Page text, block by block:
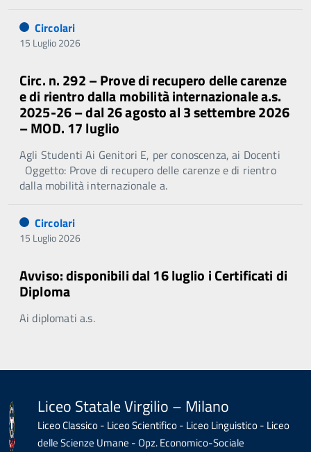
Circolari
15 Luglio 2026
Circ. n. 292 – Prove di recupero delle carenze
e di rientro dalla mobilità internazionale a.s.
2025-26 – dal 26 agosto al 3 settembre 2026
– MOD. 17 luglio
Agli Studenti Ai Genitori E, per conoscenza, ai Docenti
Oggetto: Prove di recupero delle carenze e di rientro
dalla mobilità internazionale a.
Circolari
15 Luglio 2026
Avviso: disponibili dal 16 luglio i Certificati di
Diploma
Ai diplomati a.s.
Liceo Statale Virgilio – Milano
Liceo Classico - Liceo Scientifico - Liceo Linguistico - Liceo
delle Scienze Umane - Opz. Economico-Sociale